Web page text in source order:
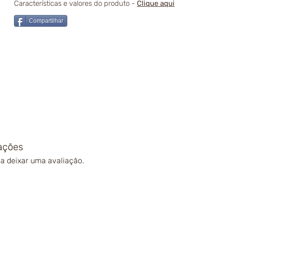
deixar uma avaliação.
Características e valores do produto - Clique aqui
Compartilhar